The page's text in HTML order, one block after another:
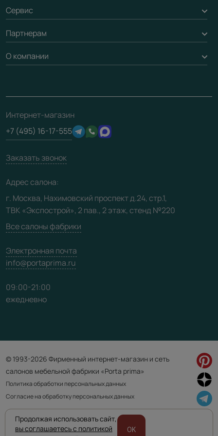
Стеновые панели
Рейки, баффели, стеллажи
Погонаж
Оплата
Гарантия
Вопрос-ответ
Отзывы клиентов
Техническая информация
Юридическая информация
Сервис
Вызов замерщика
Доставка
Партнерам
Дизайнерам / архитекторам
3D-модели
О компании
О фабрике
Сертификаты
Производство
Вакансии
Карта сайта
Интернет-магазин
+7 (495) 16-17-555
Заказать звонок
Адрес салона:
г. Москва, Нахимовский проспект д.24, стр.1,
ТВК «Экспострой», 2 пав., 2 этаж, стенд №220
Все салоны фабрики
Электронная почта
info@portaprima.ru
09:00-21:00
ежедневно
© 1993-2026 Фирменный интернет-магазин и сеть
салонов мебельной фабрики «Porta prima»
Политика обработки персональных данных
Согласие на обработку персональных данных
Приведенная на сайте информация не является публичной офертой
Продолжая использовать сайт,
вы соглашаетесь с политикой
OK